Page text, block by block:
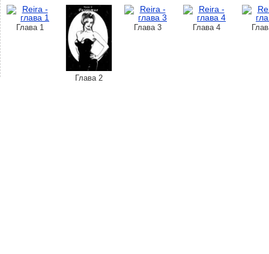
Глава 1
Глава 2
Глава 3 Глава 4